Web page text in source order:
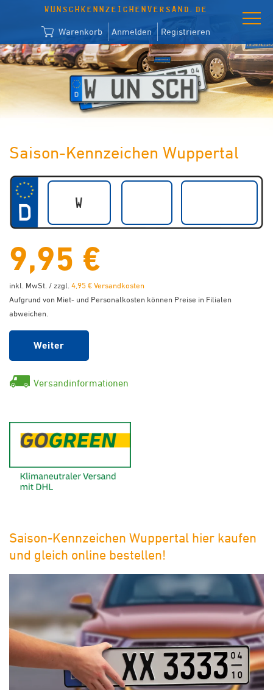
WUNSCHKENNZEICHENVERSAND.DE
Warenkorb Anmelden Registrieren
Saison-Kennzeichen Wuppertal
9,95 €
inkl. MwSt. / zzgl. 4,95 € Versandkosten
Aufgrund von Miet- und Personalkosten können Preise in Filialen
abweichen.
Weiter
Versandinformationen
Saison-Kennzeichen Wuppertal hier kaufen
und gleich online bestellen!